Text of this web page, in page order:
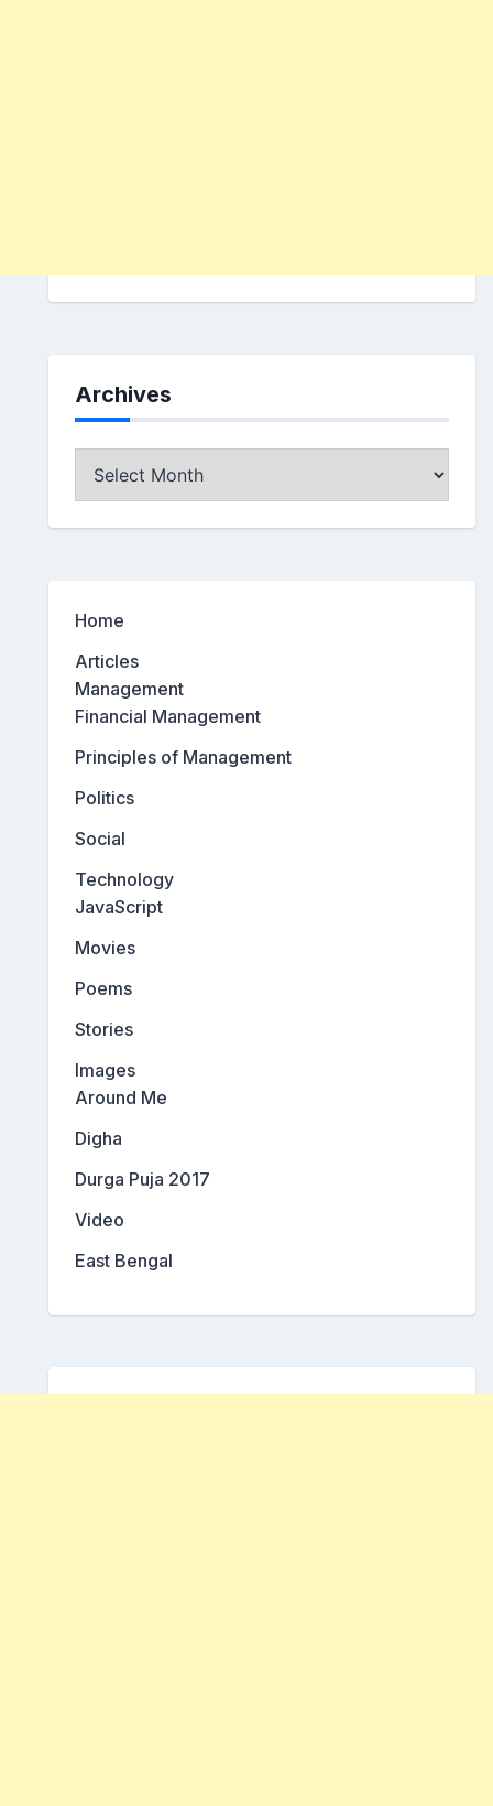
Archives
Home
Articles
Management
Financial Management
Principles of Management
Politics
Social
Technology
JavaScript
Movies
Poems
Stories
Images
Around Me
Digha
Durga Puja 2017
Video
East Bengal